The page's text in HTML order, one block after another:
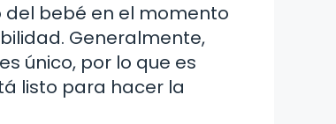
bebé en el momento
Generalmente,
único, por lo que es
listo para hacer la